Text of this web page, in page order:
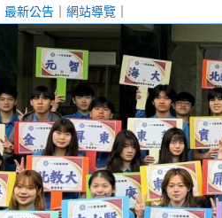
最新公告 ｜ 網站導覽 ｜